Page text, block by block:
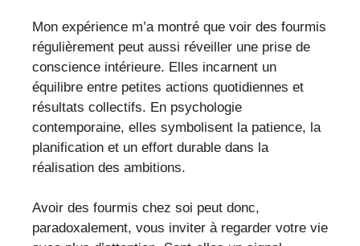
Mon expérience m’a montré que voir des fourmis
régulièrement peut aussi réveiller une prise de
conscience intérieure. Elles incarnent un
équilibre entre petites actions quotidiennes et
résultats collectifs. En psychologie
contemporaine, elles symbolisent la patience, la
planification et un effort durable dans la
réalisation des ambitions.
Avoir des fourmis chez soi peut donc,
paradoxalement, vous inviter à regarder votre vie